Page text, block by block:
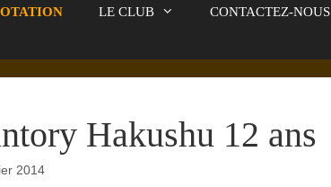
LE CLUB CONTACTEZ-NOUS
Hakushu 12 ans
2014